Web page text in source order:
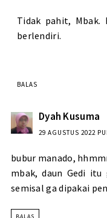
Tidak pahit, Mbak.
berlendiri.
BALAS
Dyah Kusuma
29 AGUSTUS 2022
bubur manado,
mbak, daun Gedi
semisal ga dipakai
BALAS